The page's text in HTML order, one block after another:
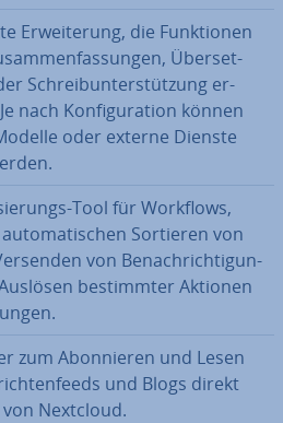
Er­wei­te­rung, die Funk­tio­nen
Über­set­
Schreib­un­ter­stüt­zung er­
nach Kon­fi­gu­ra­ti­on können
oder externe Dienste
Tool für Workflows,
Sortieren von
von Be­nach­rich­ti­gun­
be­stimm­ter Aktionen
zum Abon­nie­ren und Lesen
und Blogs direkt
Nextcloud.